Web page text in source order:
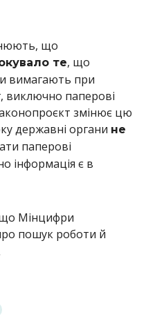
що
те, що
вимагають при
виключно паперові
змінює цю
державні органи не
паперові
інформація є в
Мінцифри
пошук роботи й